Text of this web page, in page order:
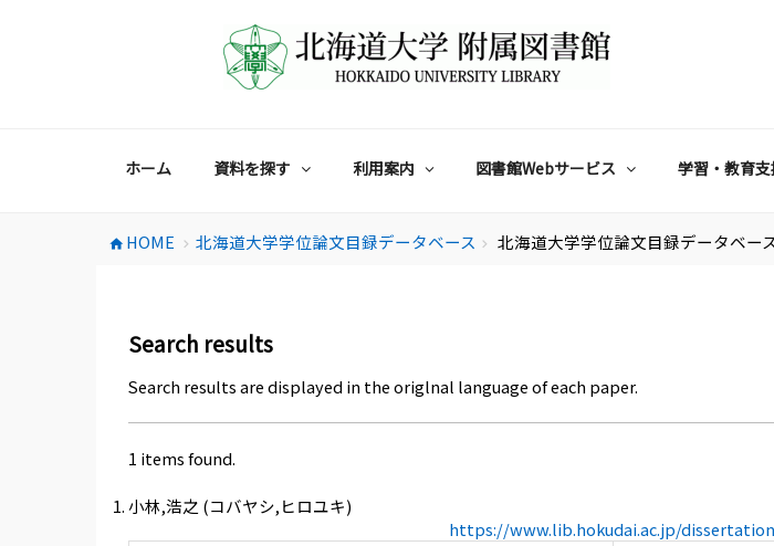
ホーム 資料を探す 利用案内 図書館Webサービス 学習・教育
home HOME chevron_right 北海道大学学位論文目録データベース chevron_right 北海道大学学位論文目録データベー
Search results
Search results are displayed in the origlnal language of each paper.
1 items found.
小林,浩之 (コバヤシ,ヒロユキ)
https://www.lib.hokudai.ac.jp/